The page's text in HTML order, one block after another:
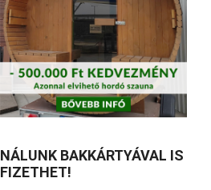
NÁLUNK BAKKÁRTYÁVAL IS
FIZETHET!